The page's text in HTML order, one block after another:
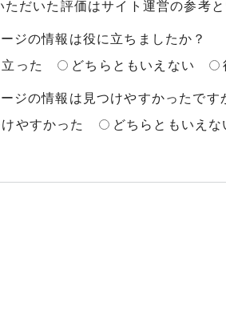
ただいた評価はサイト運営の参考と
ジの情報は役に立ちましたか？
った
どちらともいえない
ジの情報は見つけやすかったです
けやすかった
どちらともいえな